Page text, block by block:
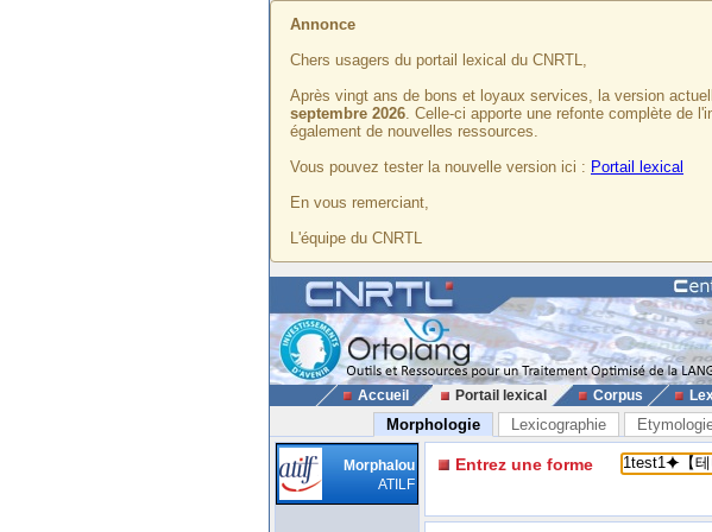
Annonce
Chers usagers du portail lexical du CNRTL,
Après vingt ans de bons et loyaux services, la version
septembre 2026. Celle-ci apporte une refonte complète de
également de nouvelles ressources.
Vous pouvez tester la nouvelle version ici : Portail lexical
En vous remerciant,
L'équipe du CNRTL
Accueil Portail lexical Corpus
Morphologie Lexicographie
Morphalou
ATILF
Entrez une forme